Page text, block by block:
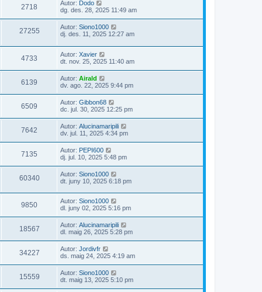
2718 Autor: Dodo
dg. des. 28, 2025 11:49 am
27255 Autor: Siono1000
dj. des. 11, 2025 12:27 am
4733 Autor: Xavier
dt. nov. 25, 2025 11:40 am
6139 Autor: Airald
dv. ago. 22, 2025 9:44 pm
6509 Autor: Gibbon68
dc. jul. 30, 2025 12:25 pm
7642 Autor: Alucinamaripili
dv. jul. 11, 2025 4:34 pm
7135 Autor: PEPI600
dj. jul. 10, 2025 5:48 pm
60340 Autor: Siono1000
dt. juny 10, 2025 6:18 pm
9850 Autor: Siono1000
dl. juny 02, 2025 5:16 pm
18567 Autor: Alucinamaripili
dl. maig 26, 2025 5:28 pm
34227 Autor: Jordivfr
ds. maig 24, 2025 4:19 am
15559 Autor: Siono1000
dt. maig 13, 2025 5:10 pm